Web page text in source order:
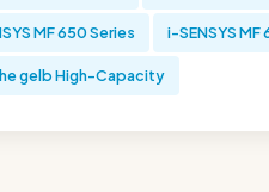
MF 650 Series i-SENSYS
gelb High-Capacity